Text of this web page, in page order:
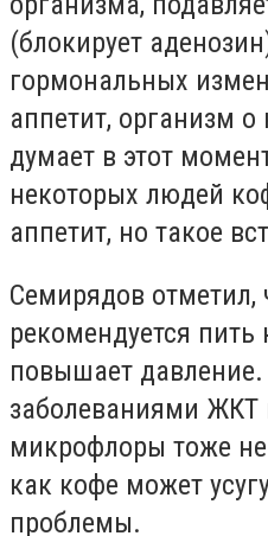
(блокирует
гормональных
аппетит, организм
думает в этот
некоторых людей
аппетит, но такое
Семирядов отметил,
рекомендуется пить
повышает
заболеваниями
микрофлоры тоже не
как кофе может
проблемы.